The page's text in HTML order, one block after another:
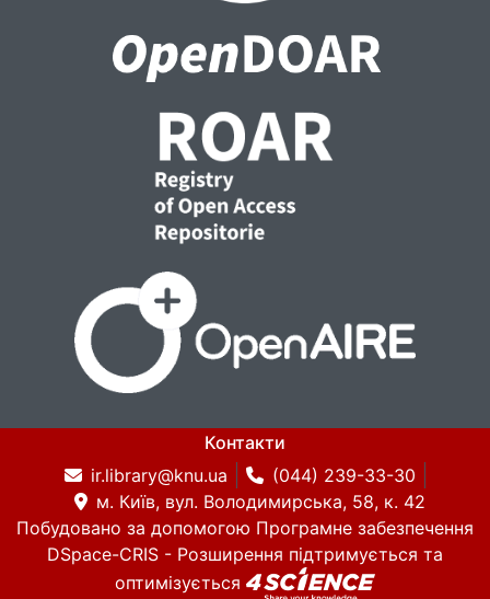
Контакти
ir.library@knu.ua
(044) 239-33-30
м. Київ, вул. Володимирська, 58, к. 42
Побудовано за допомогою Програмне забезпечення
DSpace-CRIS - Розширення підтримується та
оптимізується